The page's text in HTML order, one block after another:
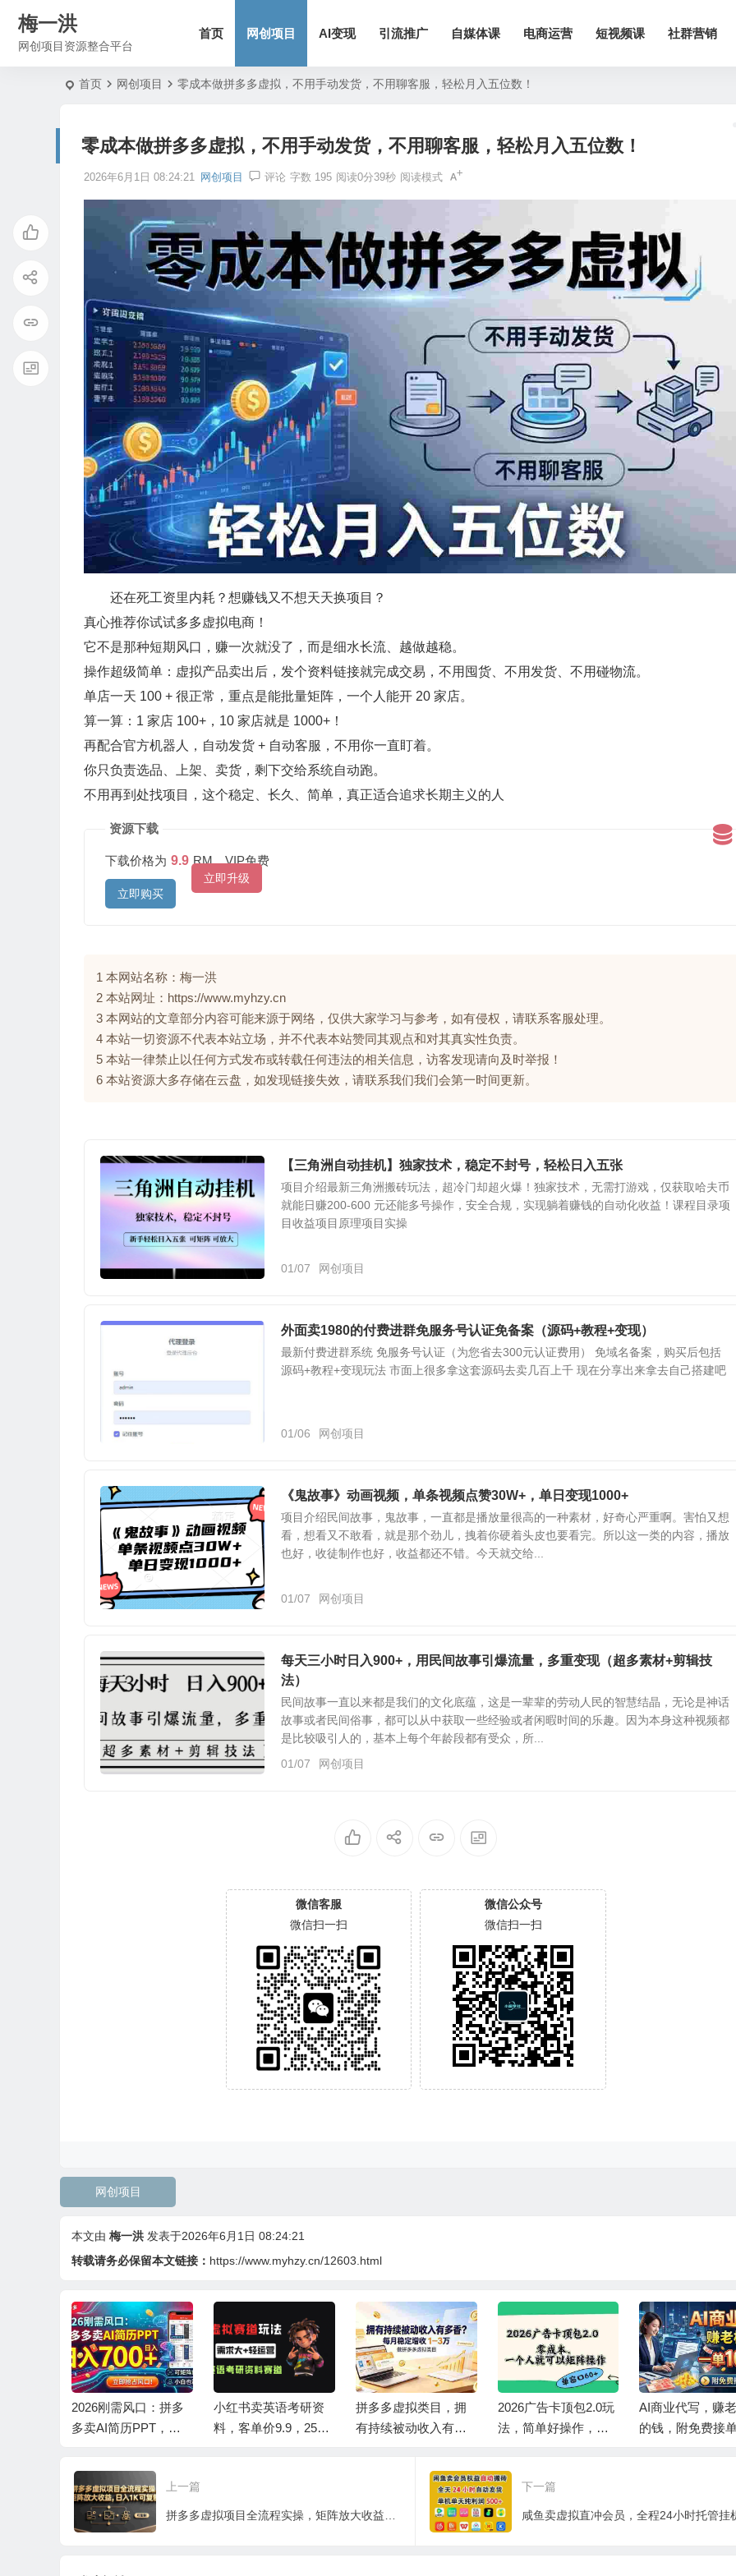
梅一洪
网创项目资源整合平台
首页 网创项目 AI变现 引流推广 自媒体课 电商运营 短视频课 社群营销
首页 网创项目 零成本做拼多多虚拟，不用手动发货，不用聊客服，轻松月入五位数！
零成本做拼多多虚拟，不用手动发货，不用聊客服，轻松月入五位数！
2026年6月1日 08:24:21 网创项目 评论 字数 195 阅读0分39秒 阅读模式
还在死工资里内耗？想赚钱又不想天天换项目？
真心推荐你试试多多虚拟电商！
它不是那种短期风口，赚一次就没了，而是细水长流、越做越稳。
操作超级简单：虚拟产品卖出后，发个资料链接就完成交易，不用囤货、不用发货、不用碰物流。
单店一天 100 + 很正常，重点是能批量矩阵，一个人能开 20 家店。
算一算：1 家店 100+，10 家店就是 1000+！
再配合官方机器人，自动发货 + 自动客服，不用你一直盯着。
你只负责选品、上架、卖货，剩下交给系统自动跑。
不用再到处找项目，这个稳定、长久、简单，真正适合追求长期主义的人
资源下载
下载价格为 9.9 RM，VIP免费
立即升级
立即购买
1 本网站名称：梅一洪
2 本站网址：https://www.myhzy.cn
3 本网站的文章部分内容可能来源于网络，仅供大家学习与参考，如有侵权，请联系客服处理。
4 本站一切资源不代表本站立场，并不代表本站赞同其观点和对其真实性负责。
5 本站一律禁止以任何方式发布或转载任何违法的相关信息，访客发现请向及时举报！
6 本站资源大多存储在云盘，如发现链接失效，请联系我们我们会第一时间更新。
【三角洲自动挂机】独家技术，稳定不封号，轻松日入五张
项目介绍最新三角洲搬砖玩法，超冷门却超火爆！独家技术，无需打游戏，仅获取哈夫币
就能日赚200-600 元还能多号操作，安全合规，实现躺着赚钱的自动化收益！课程目录项
目收益项目原理项目实操
01/07 网创项目
外面卖1980的付费进群免服务号认证免备案（源码+教程+变现）
最新付费进群系统 免服务号认证（为您省去300元认证费用） 免域名备案，购买后包括
源码+教程+变现玩法 市面上很多拿这套源码去卖几百上千 现在分享出来拿去自己搭建吧
01/06 网创项目
《鬼故事》动画视频，单条视频点赞30W+，单日变现1000+
项目介绍民间故事，鬼故事，一直都是播放量很高的一种素材，好奇心严重啊。害怕又想
看，想看又不敢看，就是那个劲儿，拽着你硬着头皮也要看完。所以这一类的内容，播放
也好，收徒制作也好，收益都还不错。今天就交给...
01/07 网创项目
每天三小时日入900+，用民间故事引爆流量，多重变现（超多素材+剪辑技
法）
民间故事一直以来都是我们的文化底蕴，这是一辈辈的劳动人民的智慧结晶，无论是神话
故事或者民间俗事，都可以从中获取一些经验或者闲暇时间的乐趣。因为本身这种视频都
是比较吸引人的，基本上每个年龄段都有受众，所...
01/07
网创项目
微信客服
微信扫一扫
微信公众号
微信扫一扫
网创项目
本文由 梅一洪 发表于2026年6月1日 08:24:21
转载请务必保留本文链接： https://www.myhzy.cn/12603.html
2026刚需风口：拼多
多卖AI简历PPT，可
干，日入700+！
小红书卖英语考研资
料，客单价9.9，250
拼多多虚拟类目，拥
有持续被动收入有多
2026广告卡顶包2.0玩
法，简单好操作，直
骤，单窗口60+零成
本。
AI商业代写，赚
的钱，附免费接
上一篇 下一篇